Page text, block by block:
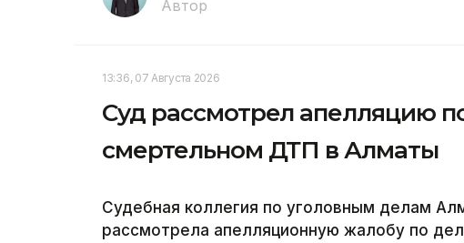
Автор
13:36, 07 Августа 2026
Суд рассмотрел апелляцию
смертельном ДТП в Алматы
Судебная коллегия по уголовным делам
рассмотрела апелляционную жалобу по